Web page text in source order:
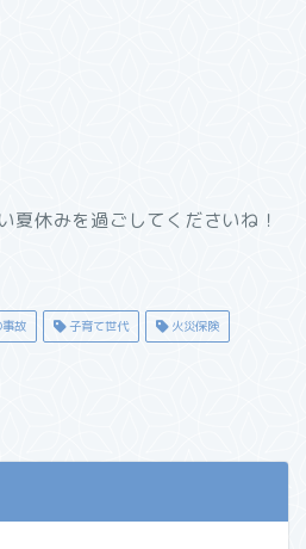
夏休みを過ごしてくださいね！
故 子育て世代 火災保険